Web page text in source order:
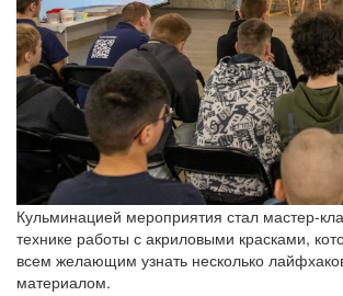
Кульминацией мероприятия стал мастер-
технике работы с акриловыми красками,
всем желающим узнать несколько
материалом.